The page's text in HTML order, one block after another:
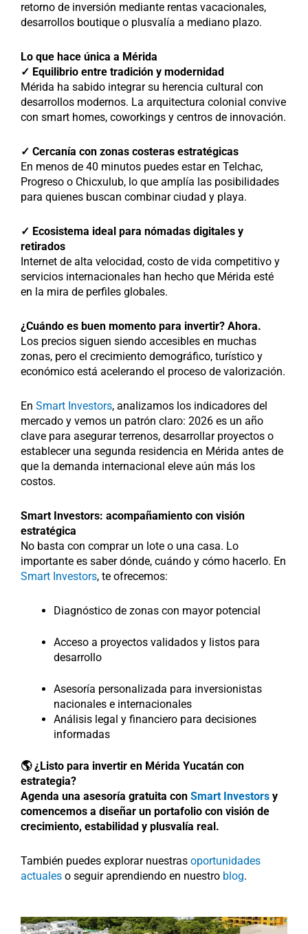
retorno de inversión mediante rentas vacacionales,
desarrollos boutique o plusvalía a mediano plazo.
Lo que hace única a Mérida
✓ Equilibrio entre tradición y modernidad
Mérida ha sabido integrar su herencia cultural con
desarrollos modernos. La arquitectura colonial convive
con smart homes, coworkings y centros de innovación.
✓ Cercanía con zonas costeras estratégicas
En menos de 40 minutos puedes estar en Telchac,
Progreso o Chicxulub, lo que amplía las posibilidades
para quienes buscan combinar ciudad y playa.
✓ Ecosistema ideal para nómadas digitales y
retirados
Internet de alta velocidad, costo de vida competitivo y
servicios internacionales han hecho que Mérida esté
en la mira de perfiles globales.
¿Cuándo es buen momento para invertir? Ahora.
Los precios siguen siendo accesibles en muchas
zonas, pero el crecimiento demográfico, turístico y
económico está acelerando el proceso de valorización.
En Smart Investors, analizamos los indicadores del
mercado y vemos un patrón claro: 2026 es un año
clave para asegurar terrenos, desarrollar proyectos o
establecer una segunda residencia en Mérida antes de
que la demanda internacional eleve aún más los
costos.
Smart Investors: acompañamiento con visión
estratégica
No basta con comprar un lote o una casa. Lo
importante es saber dónde, cuándo y cómo hacerlo. En
Smart Investors, te ofrecemos:
Diagnóstico de zonas con mayor potencial
Acceso a proyectos validados y listos para
desarrollo
Asesoría personalizada para inversionistas
nacionales e internacionales
Análisis legal y financiero para decisiones
informadas
🌎 ¿Listo para invertir en Mérida Yucatán con
estrategia?
Agenda una asesoría gratuita con Smart Investors y
comencemos a diseñar un portafolio con visión de
crecimiento, estabilidad y plusvalía real.
También puedes explorar nuestras oportunidades
actuales o seguir aprendiendo en nuestro blog.